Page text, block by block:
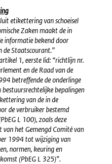
etikettering van schoeisel
Zaken maakt de in
informatie bekend door
de Staatscourant.”
1, eerste lid: “richtlijn nr.
en de Raad van de
betreffende de onderlinge
bepalingen
van de in de
de verbruiker bestemd
L 100), zoals deze
het Gemengd Comité van
1994 tot wijziging van
normen, keuring en
(PbEG L 325)”.